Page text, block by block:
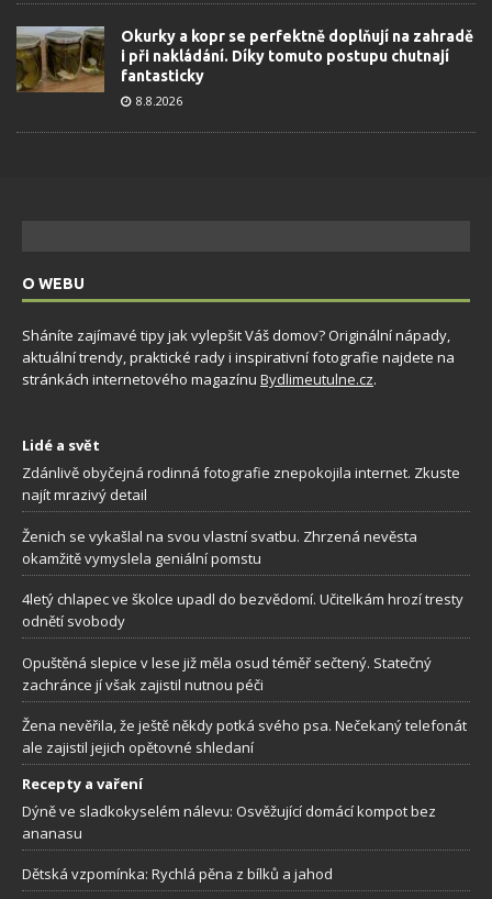
Okurky a kopr se perfektně doplňují na zahradě
i při nakládání. Díky tomuto postupu chutnají
fantasticky
8.8.2026
O WEBU
Sháníte zajímavé tipy jak vylepšit Váš domov? Originální nápady,
aktuální trendy, praktické rady i inspirativní fotografie najdete na
stránkách internetového magazínu Bydlimeutulne.cz.
Lidé a svět
Zdánlivě obyčejná rodinná fotografie znepokojila internet. Zkuste
najít mrazivý detail
Ženich se vykašlal na svou vlastní svatbu. Zhrzená nevěsta
okamžitě vymyslela geniální pomstu
4letý chlapec ve školce upadl do bezvědomí. Učitelkám hrozí tresty
odnětí svobody
Opuštěná slepice v lese již měla osud téměř sečtený. Statečný
zachránce jí však zajistil nutnou péči
Žena nevěřila, že ještě někdy potká svého psa. Nečekaný telefonát
ale zajistil jejich opětovné shledaní
Recepty a vaření
Dýně ve sladkokyselém nálevu: Osvěžující domácí kompot bez
ananasu
Dětská vzpomínka: Rychlá pěna z bílků a jahod